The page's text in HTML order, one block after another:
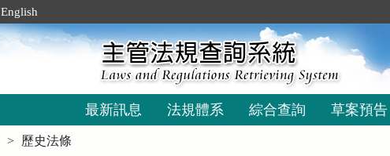
English
最新訊息 法規體系 綜合查詢 草案預告
歷史法條